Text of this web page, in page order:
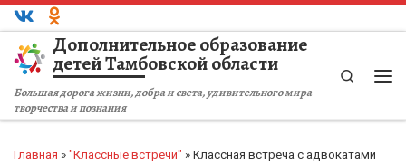
Перейти к содержимому
Дополнительное образование
детей Тамбовской области
Большая дорога жизни, добра и света, удивительного мира
творчества и познания
Search
Главная » "Классные встречи" » Классная встреча с адвокатами